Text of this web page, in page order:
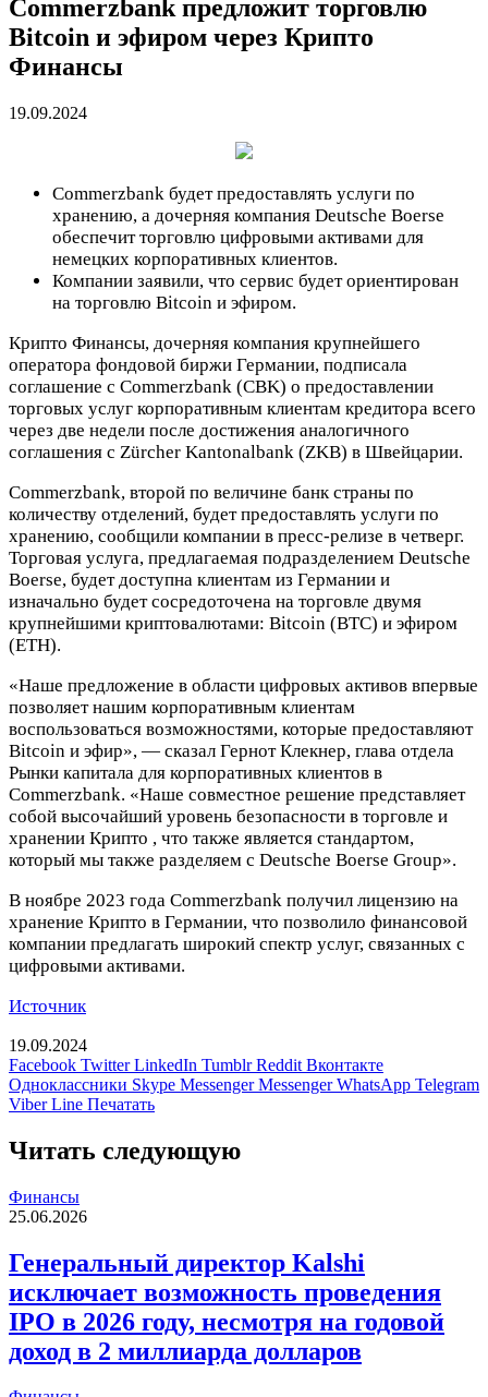
Commerzbank предложит торговлю
Bitcoin и эфиром через Криптo
Финансы
19.09.2024
Commerzbank будет предоставлять услуги по
хранению, а дочерняя компания Deutsche Boerse
обеспечит торговлю цифровыми активами для
немецких корпоративных клиентов.
Компании заявили, что сервис будет ориентирован
на торговлю Bitcoin и эфиром.
Криптo Финансы, дочерняя компания крупнейшего
оператора фондовой биржи Германии, подписала
соглашение с Commerzbank (CBK) о предоставлении
торговых услуг корпоративным клиентам кредитора всего
через две недели после достижения аналогичного
соглашения с Zürcher Kantonalbank (ZKB) в Швейцарии.
Commerzbank, второй по величине банк страны по
количеству отделений, будет предоставлять услуги по
хранению, сообщили компании в пресс-релизе в четверг.
Торговая услуга, предлагаемая подразделением Deutsche
Boerse, будет доступна клиентам из Германии и
изначально будет сосредоточена на торговле двумя
крупнейшими криптовалютами: Bitcoin (BTC) и эфиром
(ETH).
«Наше предложение в области цифровых активов впервые
позволяет нашим корпоративным клиентам
воспользоваться возможностями, которые предоставляют
Bitcoin и эфир», — сказал Гернот Клекнер, глава отдела
Рынки капитала для корпоративных клиентов в
Commerzbank. «Наше совместное решение представляет
собой высочайший уровень безопасности в торговле и
хранении Криптo , что также является стандартом,
который мы также разделяем с Deutsche Boerse Group».
В ноябре 2023 года Commerzbank получил лицензию на
хранение Криптo в Германии, что позволило финансовой
компании предлагать широкий спектр услуг, связанных с
цифровыми активами.
Источник
19.09.2024
Facebook Twitter LinkedIn Tumblr Reddit Вконтакте
Одноклассники Skype Messenger Messenger WhatsApp Telegram
Viber Line Печатать
Читать следующую
Финансы
25.06.2026
Генеральный директор Kalshi
исключает возможность проведения
IPO в 2026 году, несмотря на годовой
доход в 2 миллиарда долларов